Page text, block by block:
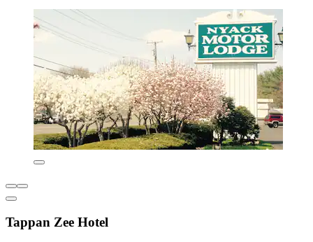
Tappan Zee Hotel